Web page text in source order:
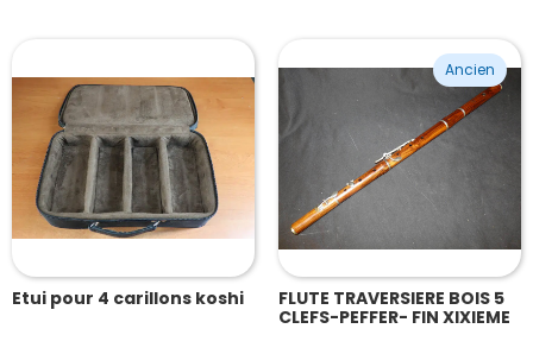
Etui pour 4 carillons koshi
Ancien
FLUTE TRAVERSIERE BOIS 5
CLEFS-PEFFER- FIN XIXIEME